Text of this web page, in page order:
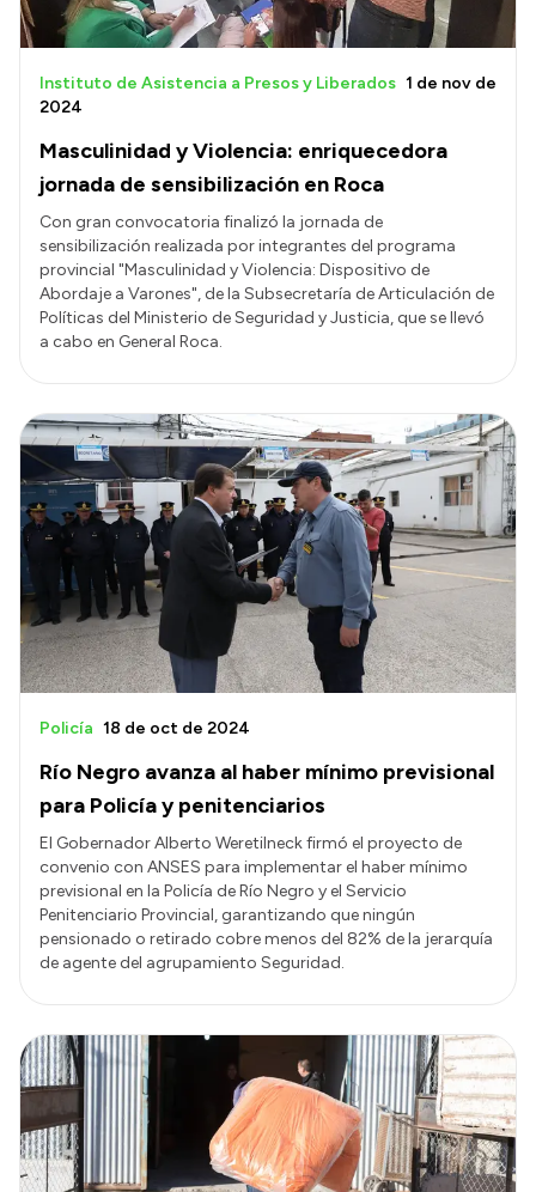
Masculinidad y Violencia: enriquecedora
jornada de sensibilización en Roca
Instituto de Asistencia a Presos y Liberados 1 de nov de
2024
Con gran convocatoria finalizó la jornada de
sensibilización realizada por integrantes del programa
provincial "Masculinidad y Violencia: Dispositivo de
Abordaje a Varones", de la Subsecretaría de Articulación de
Políticas del Ministerio de Seguridad y Justicia, que se llevó
a cabo en General Roca.
Río Negro avanza al haber mínimo previsional
para Policía y penitenciarios
Policía 18 de oct de 2024
El Gobernador Alberto Weretilneck firmó el proyecto de
convenio con ANSES para implementar el haber mínimo
previsional en la Policía de Río Negro y el Servicio
Penitenciario Provincial, garantizando que ningún
pensionado o retirado cobre menos del 82% de la jerarquía
de agente del agrupamiento Seguridad.